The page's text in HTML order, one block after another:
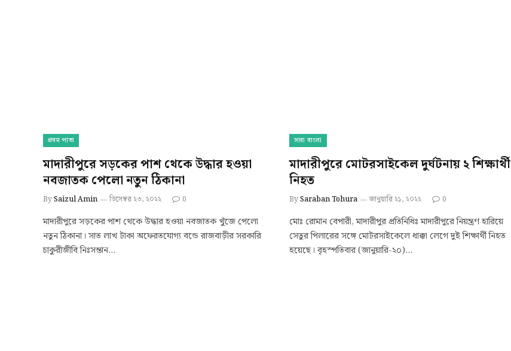
প্রথম পাতা
মাদারীপুরে সড়কের পাশ থেকে উদ্ধার হওয়া
নবজাতক পেলো নতুন ঠিকানা
BySaizul Amin ডিসেম্বর ২৩, ২০২২ 0
মাদারীপুরে সড়কের পাশ থেকে উদ্ধার হওয়া নবজাতক খুঁজে পেলো
নতুন ঠিকানা। সাত লাখ টাকা অফেরতযোগ্য বন্ডে রাজবাড়ীর সরকারি
চাকুরীজীবি নিঃসন্তান…
সারা বাংলা
মাদারীপুরে মোটরসাইকেল দুর্ঘটনায় ২ শিক্ষার্থী
নিহত
BySaraban Tohura জানুয়ারি ২১, ২০২২ 0
মোঃ রোমান বেপারী, মাদারীপুর প্রতিনিধিঃ মাদারীপুরে নিয়ন্ত্রণ হারিয়ে
সেতুর পিলারের সঙ্গে মোটরসাইকেলে ধাক্কা লেগে দুই শিক্ষার্থী নিহত
হয়েছে। বৃহস্পতিবার (জানুয়ারি-২০)…